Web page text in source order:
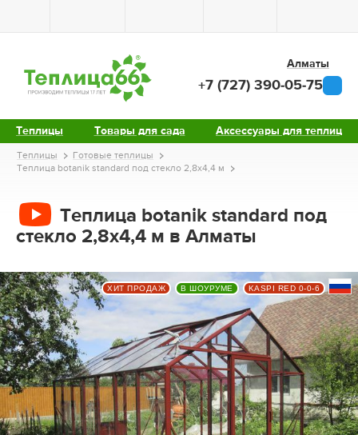
Теплицы Товары для сада Аксессуары для теплиц
Алматы
+7 (727) 390-05-75
Теплицы
Готовые теплицы
Теплица botanik standard под стекло 2,8х4,4 м
Теплица botanik standard под
стекло 2,8х4,4 м в Алматы
ХИТ ПРОДАЖ В ШОУРУМЕ KASPI RED 0-0-6